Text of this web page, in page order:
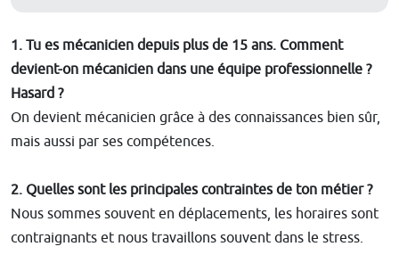
1. Tu es mécanicien depuis plus de 15 ans. Comment
devient-on mécanicien dans une équipe professionnelle ?
Hasard ?
On devient mécanicien grâce à des connaissances bien sûr,
mais aussi par ses compétences.
2. Quelles sont les principales contraintes de ton métier ?
Nous sommes souvent en déplacements, les horaires sont
contraignants et nous travaillons souvent dans le stress.